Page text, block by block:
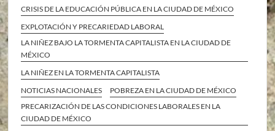
CRISIS DE LA EDUCACIÓN PÚBLICA EN LA CIUDAD DE MÉXICO
EXPLOTACIÓN Y PRECARIEDAD LABORAL
LA NIÑEZ BAJO LA TORMENTA CAPITALISTA EN LA CIUDAD DE
MÉXICO
LA NIÑEZ EN LA TORMENTA CAPITALISTA
NOTICIAS NACIONALES
POBREZA EN LA CIUDAD DE MÉXICO
PRECARIZACIÓN DE LAS CONDICIONES LABORALES EN LA
CIUDAD DE MÉXICO